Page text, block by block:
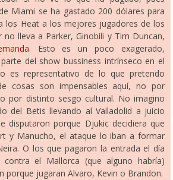
Miami se ha gastado 200 dólares para
los Heat a los mejores jugadores de los
no lleva a Parker, Ginobili y Tim Duncan,
. Esto es un poco exagerado,
del show bussiness intrínseco en el
es representativo de lo que pretendo
cosas son impensables aquí, no por
por distinto sesgo cultural. No imagino
del Betis llevando al Valladolid a juicio
disputaron porque Djukic decidiera que
y Manucho, el ataque lo iban a formar
O los que pagaron la entrada el día
el Mallorca (que alguno habría)
porque jugaran Alvaro, Kevin o Brandon.